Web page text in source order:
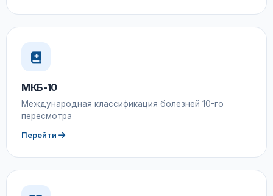
МКБ-10
Международная классификация болезней 10-го
пересмотра
Перейти